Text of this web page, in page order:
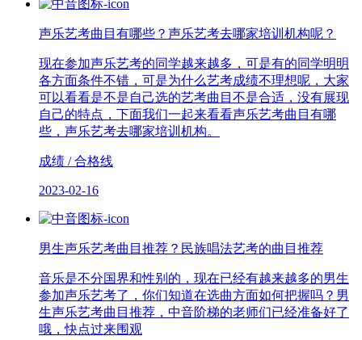
声乐艺考曲目有哪些？声乐艺考去哪家培训机构呢？
现在参加声乐艺考的同学越来越多，可是有的同学明明
各方面条件不错，可是为什么艺考成绩不理想呢，大家
可以看看是不是自己选的艺考曲目不是合适，没有展现
自己的特点，下面我们一起来看看声乐艺考曲目有哪
些，声乐艺考去哪家培训机构。
成绩 / 合格线
2023-02-16
男生声乐艺考曲目推荐？民族唱法艺考的曲目推荐
音乐是不分国界和性别的，现在已经有越来越多的男生
参加声乐艺考了，你们知道在选曲方面如何把握吗？男
生声乐艺考曲目推荐，中音阶梯的老师们已经准备好了
哦，快点过来围观